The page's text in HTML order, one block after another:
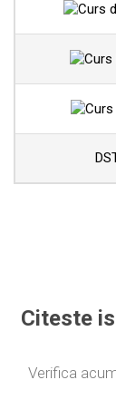
Citeste
Verifica